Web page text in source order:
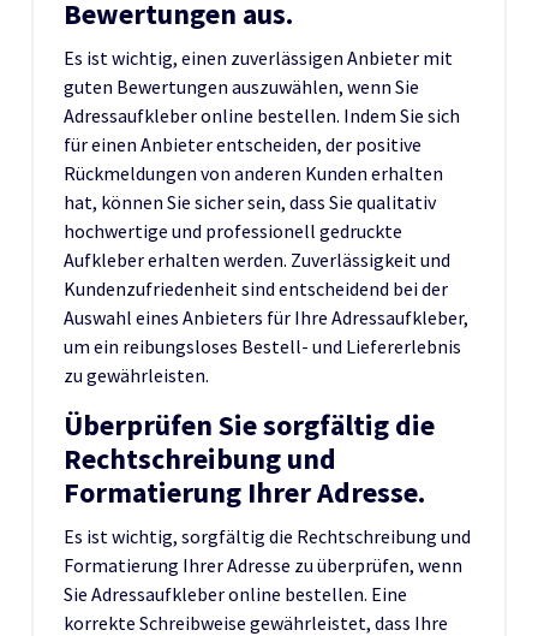
Bewertungen aus.
Es ist wichtig, einen zuverlässigen Anbieter mit
guten Bewertungen auszuwählen, wenn Sie
Adressaufkleber online bestellen. Indem Sie sich
für einen Anbieter entscheiden, der positive
Rückmeldungen von anderen Kunden erhalten
hat, können Sie sicher sein, dass Sie qualitativ
hochwertige und professionell gedruckte
Aufkleber erhalten werden. Zuverlässigkeit und
Kundenzufriedenheit sind entscheidend bei der
Auswahl eines Anbieters für Ihre Adressaufkleber,
um ein reibungsloses Bestell- und Liefererlebnis
zu gewährleisten.
Überprüfen Sie sorgfältig die
Rechtschreibung und
Formatierung Ihrer Adresse.
Es ist wichtig, sorgfältig die Rechtschreibung und
Formatierung Ihrer Adresse zu überprüfen, wenn
Sie Adressaufkleber online bestellen. Eine
korrekte Schreibweise gewährleistet, dass Ihre